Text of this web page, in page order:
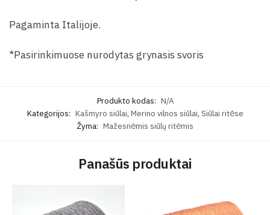
Pagaminta Italijoje.
*Pasirinkimuose nurodytas grynasis svoris
Produkto kodas: N/A
Kategorijos: Kašmyro siūlai, Merino vilnos siūlai, Siūlai ritėse
Žyma: Mažesnėmis siūlų ritėmis
Panašūs produktai